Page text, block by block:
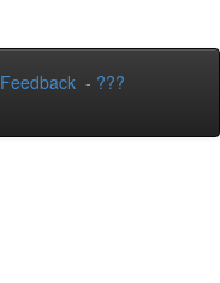
Feedback - ???